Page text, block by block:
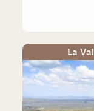
La